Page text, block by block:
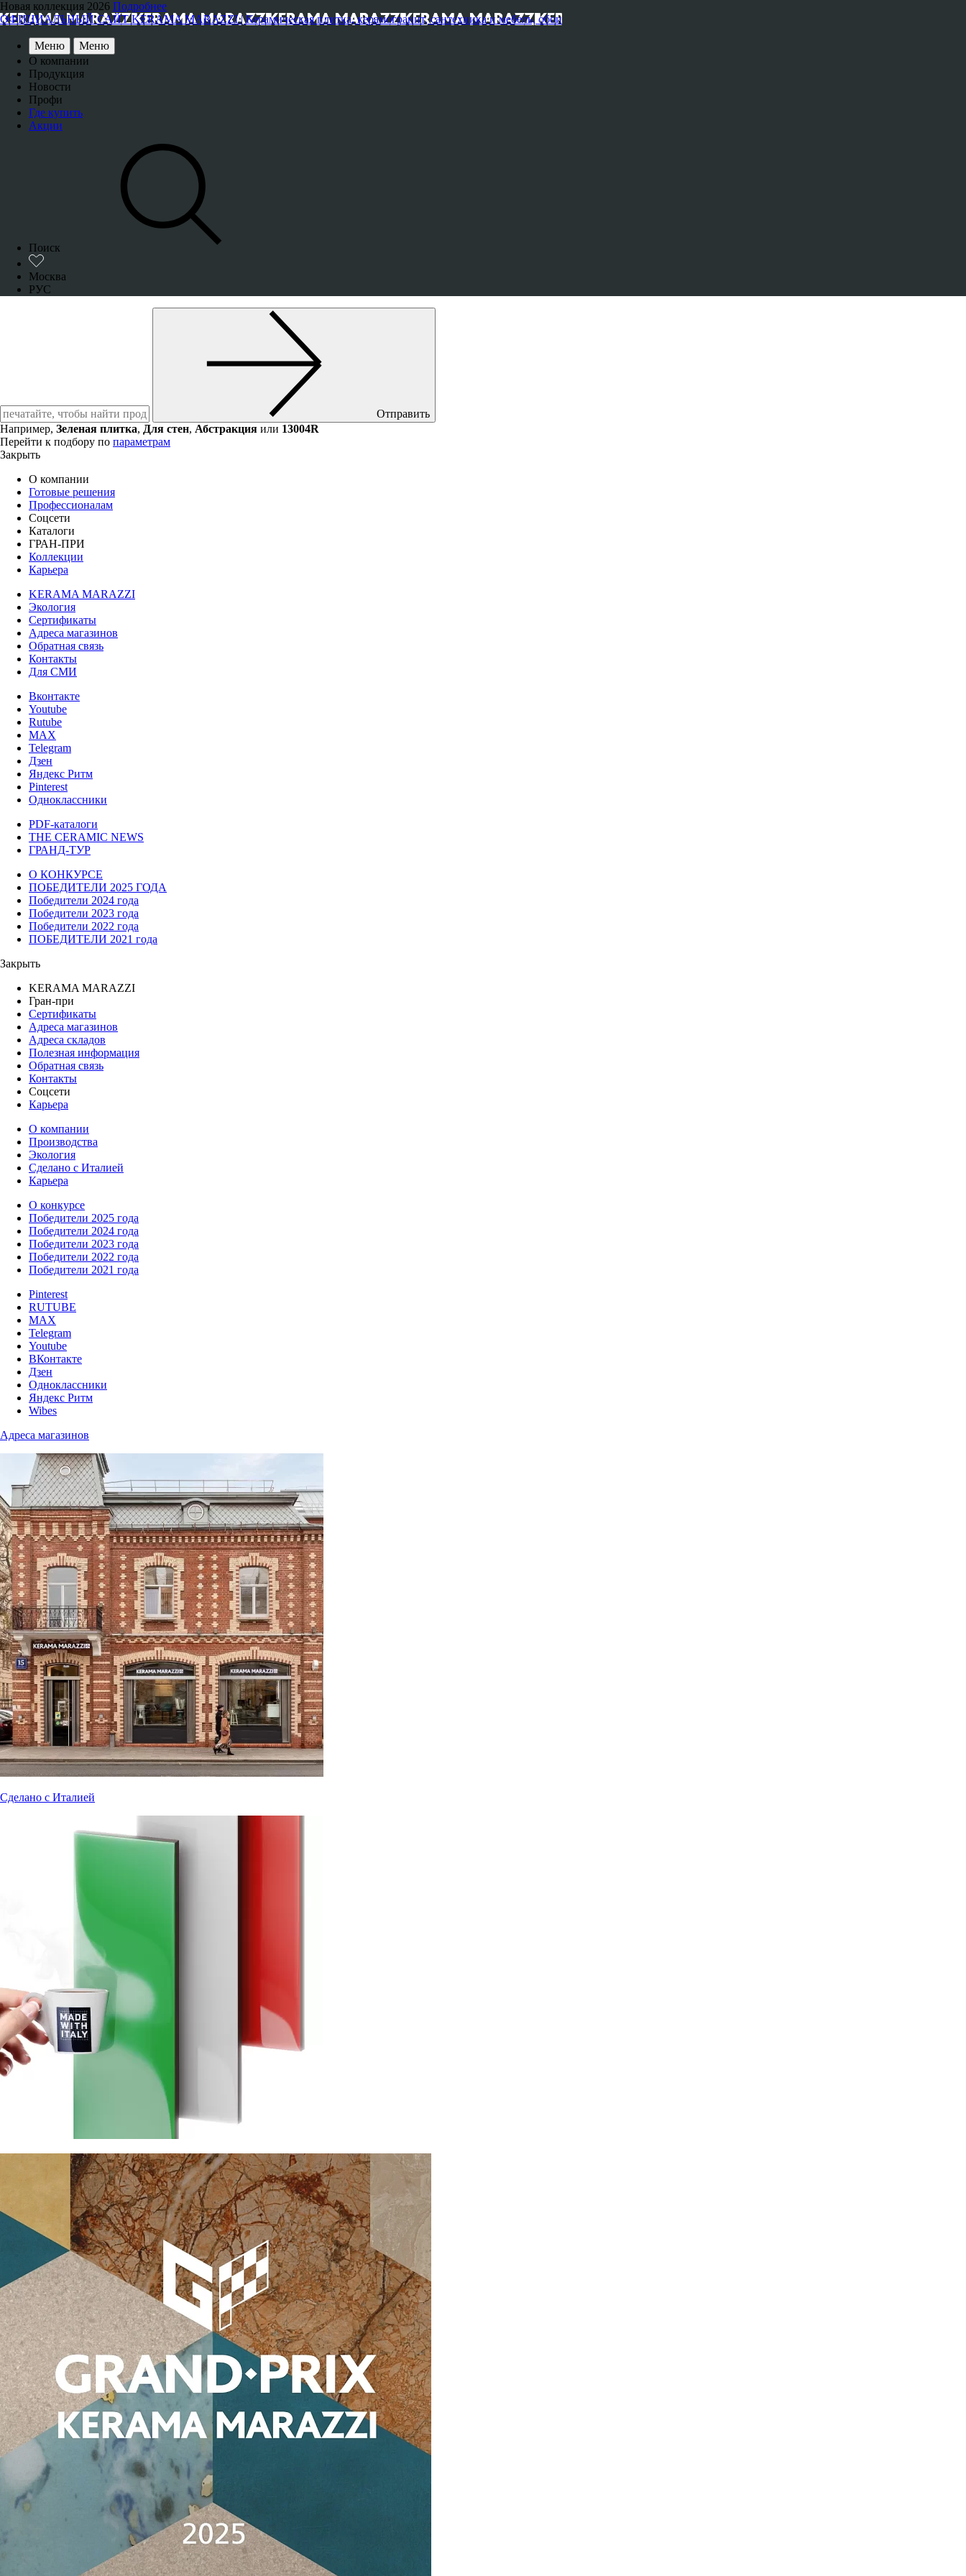
Новая коллекция 2026 Подробнее
ОФИЦИАЛЬНЫЙ САЙТ KERAMA MARAZZI | Керамическая плитка, керамогранит, сантехника и мебель, обои
Меню
Меню
О компании
Продукция
Новости
Профи
Где купить
Акции
Поиск
Москва
РУС
Отправить
Например, Зеленая плитка, Для стен, Абстракция или 13004R
Перейти к подбору по параметрам
Закрыть
О компании
Готовые решения
Профессионалам
Соцсети
Каталоги
ГРАН-ПРИ
Коллекции
Карьера
KERAMA MARAZZI
Экология
Сертификаты
Адреса магазинов
Обратная связь
Контакты
Для СМИ
Вконтакте
Youtube
Rutube
MAX
Telegram
Дзен
Яндекс Ритм
Pinterest
Одноклассники
PDF-каталоги
THE CERAMIC NEWS
ГРАНД-ТУР
О КОНКУРСЕ
ПОБЕДИТЕЛИ 2025 ГОДА
Победители 2024 года
Победители 2023 года
Победители 2022 года
ПОБЕДИТЕЛИ 2021 года
Закрыть
KERAMA MARAZZI
Гран-при
Сертификаты
Адреса магазинов
Адреса складов
Полезная информация
Обратная связь
Контакты
Соцсети
Карьера
О компании
Производства
Экология
Сделано с Италией
Карьера
О конкурсе
Победители 2025 года
Победители 2024 года
Победители 2023 года
Победители 2022 года
Победители 2021 года
Pinterest
RUTUBE
MAX
Telegram
Youtube
ВКонтакте
Дзен
Одноклассники
Яндекс Ритм
Wibes
Адреса магазинов
Сделано с Италией